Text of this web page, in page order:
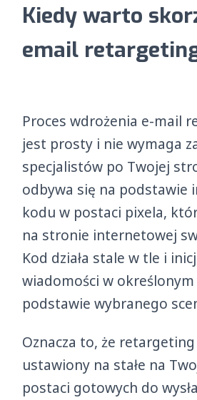
Kiedy warto
email
Proces wdrożenia e-mail
jest prosty i nie wymaga
specjalistów po Twojej
odbywa się na podstawie
kodu w postaci pixela,
na stronie internetowej
Kod działa stale w tle i
wiadomości w określonym
podstawie wybranego
Oznacza to, że
ustawiony na stałe na
postaci gotowych do